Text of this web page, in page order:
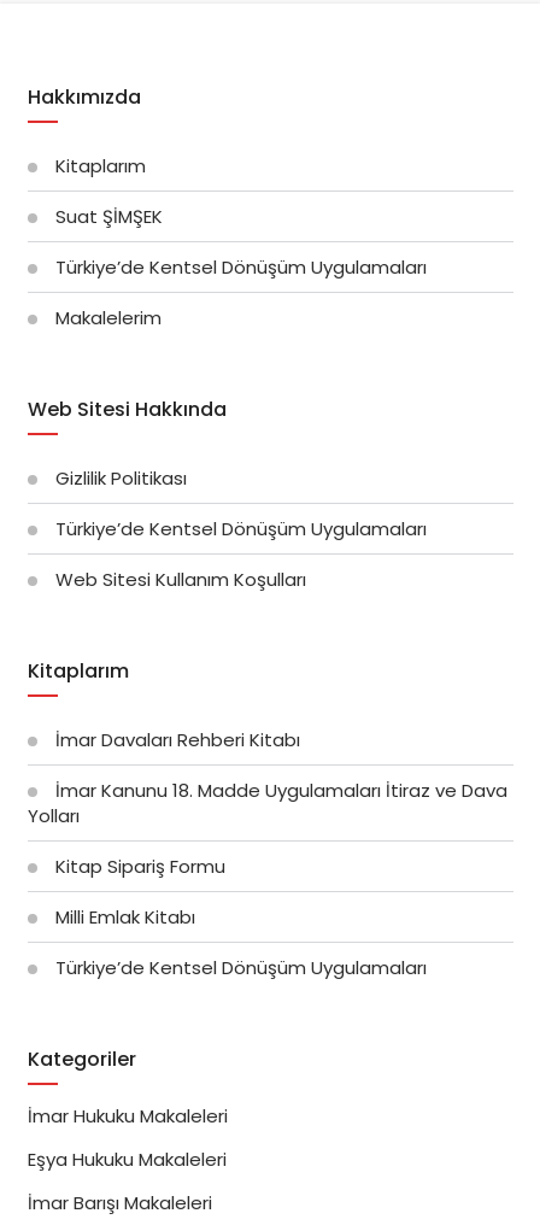
Hakkımızda
Kitaplarım
Suat ŞİMŞEK
Türkiye’de Kentsel Dönüşüm Uygulamaları
Makalelerim
Web Sitesi Hakkında
Gizlilik Politikası
Türkiye’de Kentsel Dönüşüm Uygulamaları
Web Sitesi Kullanım Koşulları
Kitaplarım
İmar Davaları Rehberi Kitabı
İmar Kanunu 18. Madde Uygulamaları İtiraz ve Dava
Yolları
Kitap Sipariş Formu
Milli Emlak Kitabı
Türkiye’de Kentsel Dönüşüm Uygulamaları
Kategoriler
İmar Hukuku Makaleleri
Eşya Hukuku Makaleleri
İmar Barışı Makaleleri